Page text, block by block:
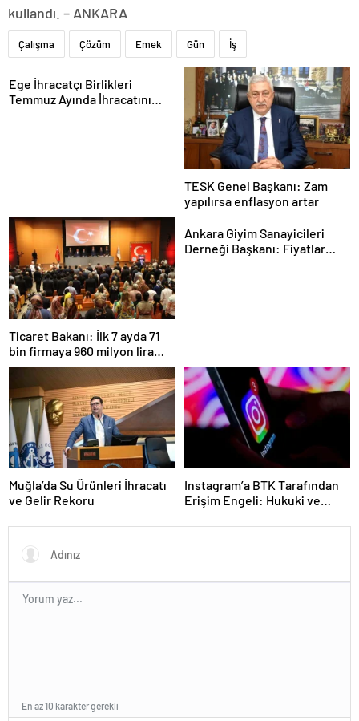
kullandı. – ANKARA
Çalışma Çözüm Emek Gün İş
Ege İhracatçı Birlikleri
Temmuz Ayında İhracatını
TESK Genel Başkanı: Zam
yapılırsa enflasyon artar
Ticaret Bakanı: İlk 7 ayda 71
bin firmaya 960 milyon lira
ceza uygulandı
Ankara Giyim Sanayicileri
Derneği Başkanı: Fiyatlar
Muğla’da Su Ürünleri İhracatı
ve Gelir Rekoru
Instagram’a BTK Tarafından
Erişim Engeli: Hukuki ve
En az 10 karakter gerekli